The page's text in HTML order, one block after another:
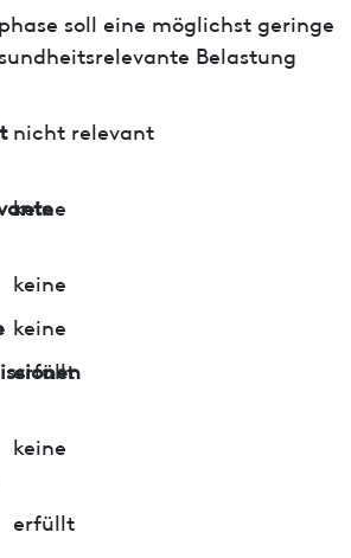
soll eine möglichst geringe
Belastung
nicht relevant
keine
keine
keine
erfüllt
keine
erfüllt